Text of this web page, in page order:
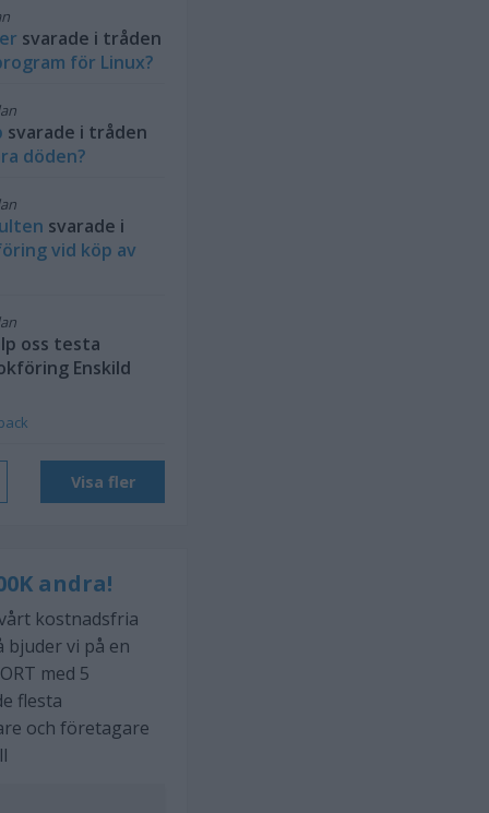
svarade i tråden
för Linux?
svarade i tråden
döden?
svarade i
vid köp av
oss testa
Enskild
Visa fler
andra!
kostnadsfria
bjuder vi på en
med 5
flesta
och företagare